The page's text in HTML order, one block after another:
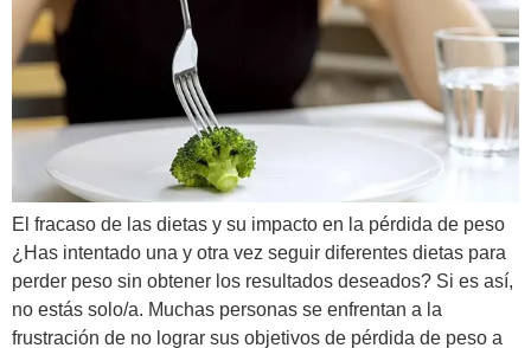
El fracaso de las dietas y su impacto en la pérdida de peso
¿Has intentado una y otra vez seguir diferentes dietas para
perder peso sin obtener los resultados deseados? Si es así,
no estás solo/a. Muchas personas se enfrentan a la
frustración de no lograr sus objetivos de pérdida de peso a